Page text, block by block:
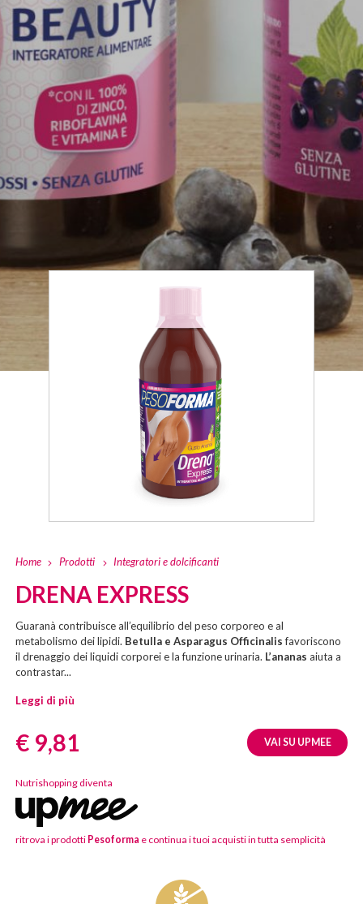
Home Prodotti Integratori e dolcificanti
DRENA EXPRESS
Guaranà contribuisce all’equilibrio del peso corporeo e al
metabolismo dei lipidi. Betulla e Asparagus Officinalisfavoriscono
il drenaggio dei liquidi corporei e la funzione urinaria. L’ananas aiuta a
contrastar...
Leggi di più
Prezzo:
€ 9,81 VAI SU UPMEE
Nutrishopping diventa
ritrova i prodotti Pesoforma e continua i tuoi acquisti in tutta semplicità
Caratteristiche